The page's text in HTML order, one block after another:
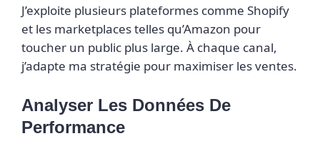
J’exploite plusieurs plateformes comme Shopify
et les marketplaces telles qu’Amazon pour
toucher un public plus large. À chaque canal,
j’adapte ma stratégie pour maximiser les ventes.
Analyser Les Données De
Performance